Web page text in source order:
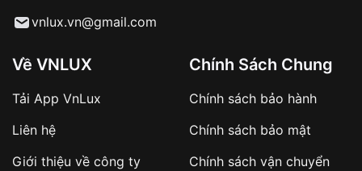
vnlux.vn@gmail.com
Về VNLUX
Tải App VnLux
Liên hệ
Giới thiệu về công ty
Chính Sách Chung
Chính sách bảo hành
Chính sách bảo mật
Chính sách vận chuyển